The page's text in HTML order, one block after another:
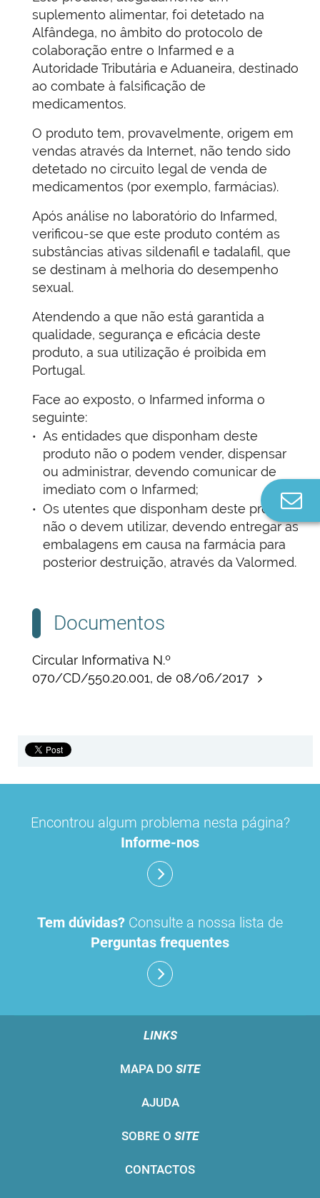
suplemento alimentar, foi detetado na
Alfândega, no âmbito do protocolo de
colaboração entre o Infarmed e a
Autoridade Tributária e Aduaneira, destinado
ao combate à falsificação de
medicamentos.
O produto tem, provavelmente, origem em
vendas através da Internet, não tendo sido
detetado no circuito legal de venda de
medicamentos (por exemplo, farmácias).
Após análise no laboratório do Infarmed,
verificou-se que este produto contém as
substâncias ativas sildenafil e tadalafil, que
se destinam à melhoria do desempenho
sexual.
Atendendo a que não está garantida a
qualidade, segurança e eficácia deste
produto, a sua utilização é proibida em
Portugal.
Face ao exposto, o Infarmed informa o
seguinte:
As entidades que disponham deste
produto não o podem vender, dispensar
ou administrar, devendo comunicar de
imediato com o Infarmed;
Os utentes que disponham deste produto
não o devem utilizar, devendo entregar as
embalagens em causa na farmácia para
posterior destruição, através da Valormed.
Documentos
Circular Informativa N.º
070/CD/550.20.001, de 08/06/2017
Encontrou algum problema nesta página?
Informe-nos
Tem dúvidas? Consulte a nossa lista de
Perguntas frequentes
LINKS
MAPA DO SITE
AJUDA
SOBRE O SITE
CONTACTOS